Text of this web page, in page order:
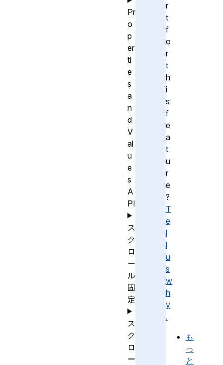
r
t
f
o
r
t
h
i
s
f
e
a
t
u
r
e
?
T
e
l
l
u
s
w
h
y
.
も
っ
と
Pr
o
p
er
ti
e
s
a
n
d
V
al
u
e
s
A
PI
ス
ク
ロ
ー
ル
固
定
ス
ク
ロ
ー